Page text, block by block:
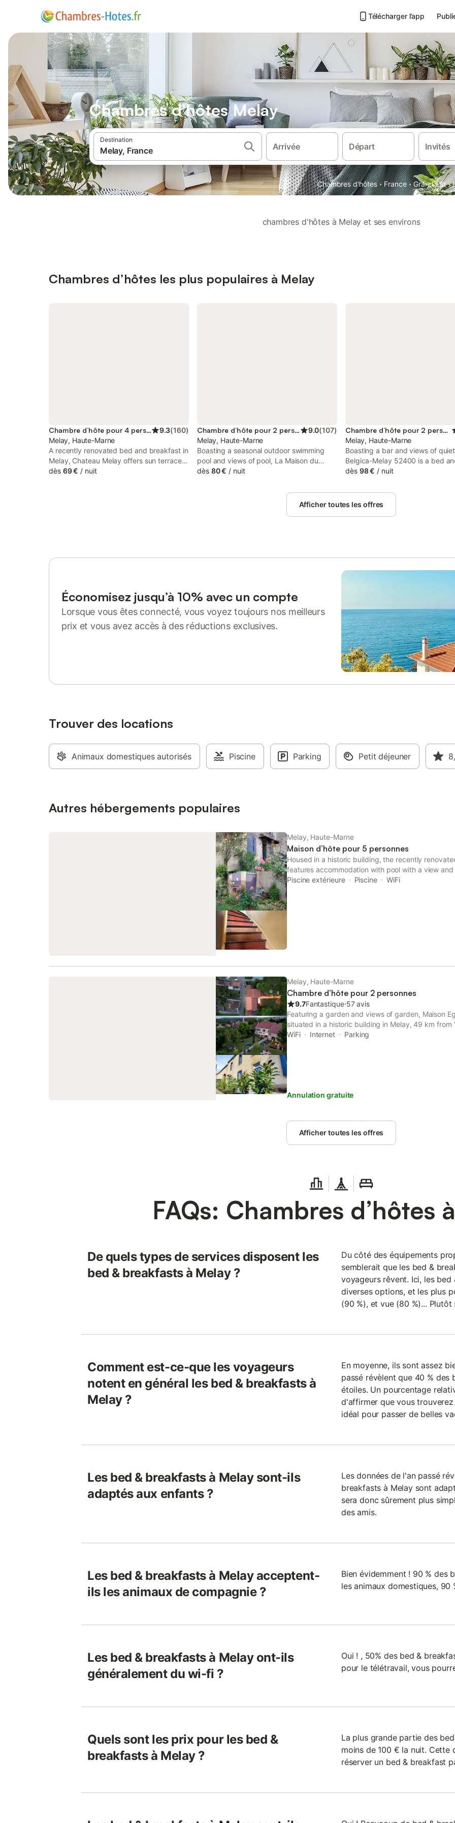
Télécharger l’app
Chambres d'hôtes Melay
Destination
Arrivée Départ Invités
Chambres d'hôtes · France · Grand Est ·
chambres d'hôtes à Melay et ses environs
Chambres d’hôtes les plus populaires à Melay
Chambre d’hôte pour 4 personnes 9.3(160)
Melay, Haute-Marne
A recently renovated bed and breakfast in
Melay, Chateau Melay offers sun terrace,
private parking and sports facilities. There
dès 69 € / nuit
Chambre d’hôte pour 2 personnes 9.0(107)
Melay, Haute-Marne
Boasting a seasonal outdoor swimming
pool and views of pool, La Maison du
Notaire - Chambre d'Hôtes - Huisdieren
historic building in Melay, 49 km from
dès 80 € / nuit
Chambre d’hôte pour 2 personnes
Melay, Haute-Marne
Boasting a bar and views of
Belgica-Melay 52400 is a bed
breakfast set in a historic building
Course.
dès 98 € / nuit
Afficher toutes les offres
Économisez jusqu’à 10% avec un compte
Lorsque vous êtes connecté, vous voyez toujours nos meilleurs
prix et vous avez accès à des réductions exclusives.
Trouver des locations
Animaux domestiques autorisés Piscine Parking Petit déjeuner
Autres hébergements populaires
Melay, Haute-Marne
Maison d’hôte pour 5 personnes
Housed in a historic building, the recently
features accommodation with pool with a view
views, this accommodation offers a patio. The
Piscine extérieure Piscine WiFi
Melay, Haute-Marne
Chambre d’hôte pour 2 personnes
9.7Fantastique⋅57 avis
Featuring a garden and views of garden, Maison
situated in a historic building in Melay, 49 km from
The property features city and quiet street views.
WiFi Internet Parking
Annulation gratuite
Afficher toutes les offres
FAQs: Chambres d’hôtes
De quels types de services disposent les
bed & breakfasts à Melay ?
Du côté des équipements
semblerait que les bed &
voyageurs rêvent. Ici, les
diverses options, et les plus
(90 %), et vue (80 %)... Plutôt
Comment est-ce-que les voyageurs
notent en général les bed & breakfasts à
Melay ?
En moyenne, ils sont assez
passé révèlent que 40 %
étoiles. Un pourcentage
d'affirmer que vous
idéal pour passer de belles
Les bed & breakfasts à Melay sont-ils
adaptés aux enfants ?
Les données de l'an passé
breakfasts à Melay sont
sera donc sûrement plus
des amis.
Les bed & breakfasts à Melay acceptent-
ils les animaux de compagnie ?
Bien évidemment ! 90 % des
les animaux domestiques,
Les bed & breakfasts à Melay ont-ils
généralement du wi-fi ?
Oui ! , 50% des bed &
pour le télétravail, vous
Quels sont les prix pour les bed &
breakfasts à Melay ?
La plus grande partie des
moins de 100 € la nuit.
réserver un bed & breakfast